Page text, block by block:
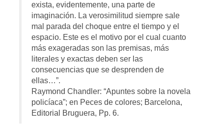
exista, evidentemente, una parte de
imaginación. La verosimilitud siempre sale
mal parada del choque entre el tiempo y el
espacio. Este es el motivo por el cual cuanto
más exageradas son las premisas, más
literales y exactas deben ser las
consecuencias que se desprenden de
ellas…”.
Raymond Chandler: “Apuntes sobre la novela
policíaca”; en Peces de colores; Barcelona,
Editorial Bruguera, Pp. 6.